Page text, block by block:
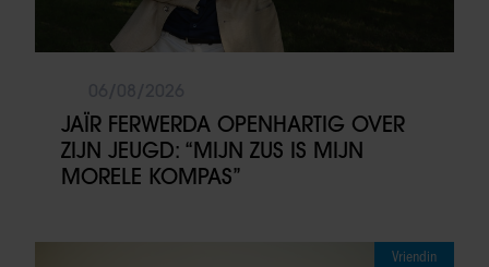
JAÏR FERWERDA OPENHARTIG OVER
ZIJN JEUGD: “MIJN ZUS IS MIJN
MORELE KOMPAS”
Vriendin